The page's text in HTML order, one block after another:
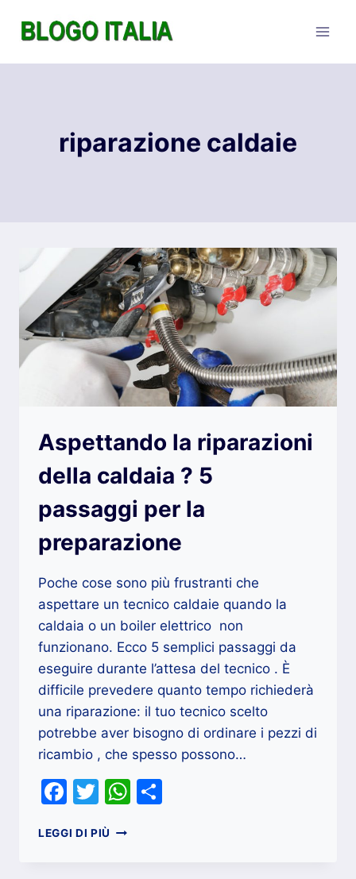
riparazione caldaie
Aspettando la riparazioni
della caldaia ? 5
passaggi per la
preparazione
Poche cose sono più frustranti che
aspettare un tecnico caldaie quando la
caldaia o un boiler elettrico non
funzionano. Ecco 5 semplici passaggi da
eseguire durante l’attesa del tecnico . È
difficile prevedere quanto tempo richiederà
una riparazione: il tuo tecnico scelto
potrebbe aver bisogno di ordinare i pezzi di
ricambio , che spesso possono…
Facebook
TwitterWhatsApp
LEGGI DI PIÙ ASPETTANDO